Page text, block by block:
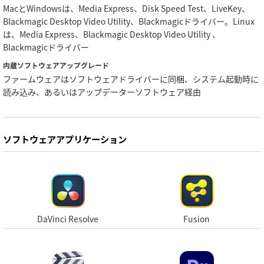
MacとWindowsは、Media Express、Disk Speed Test、LiveKey、
Blackmagic Desktop Video Utility、Blackmagicドライバー。Linux
は、Media Express、Blackmagic Desktop Video Utility 、
Blackmagicドライバー
内蔵ソフトウェアアップグレード
ファームウェアはソフトウェアドライバーに同梱、システム起動時に
読み込み、あるいはアップデーターソフトウェア経由
ソフトウェアアプリケーション
DaVinci Resolve Fusion